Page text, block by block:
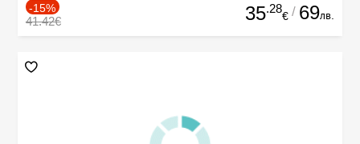
-15%
41.42€ 35.28
€ / 69лв.